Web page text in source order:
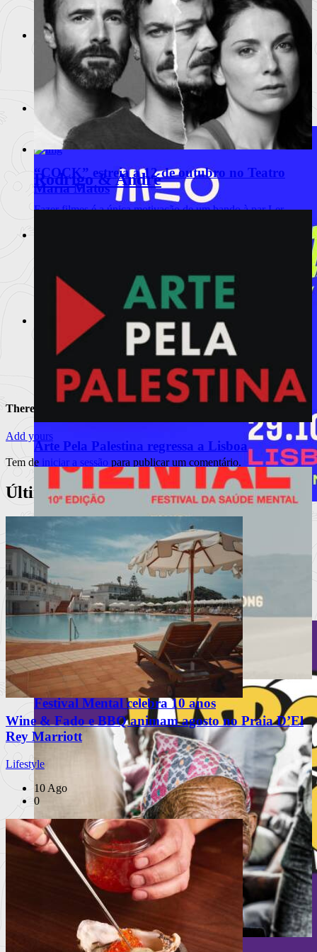
“COCK” estreia a 12 de outubro no Teatro
Maria Matos
Arte Pela Palestina regressa a Lisboa
Festival Mental celebra 10 anos
MEO Commedia A La Carte Fest
reforça cartaz com novos espetáculos
Porchat, Mourão, Vicente e Miranda, The Umbilical Brothers,
Matilde Brey
Ler mais+
anunciou
Ler mais+
Fantas 2004
Tudo o que há para saber sobre o maior e mais pres
Ler
+
David Cronenberg
Ciclo na Cinemateca dedicado ao realizador. Ler mais+
Rodrigo & André
Fazer filmes é a única motivação de um bando à parLer
A estreia "sombria" de Fanny Ardant na realização.
Estoril Film Festival 2010
Grandes nomes, Grandes filmes.Ler mais
There are no comments
Add yours
Tem de iniciar a sessão para publicar um comentário.
Últimos Artigos
Wine & Fado e BBQ animam agosto no Praia D’El
Rey Marriott
Lifestyle
10 Ago
0
PUB
À escuta na Rua